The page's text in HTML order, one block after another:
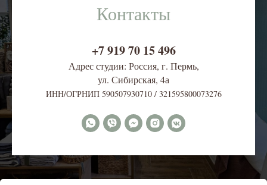
Контакты
+7 919 70 15 496
Адрес студии: Россия, г. Пермь,
ул. Сибирская, 4а
ИНН/ОГРНИП 590507930710 / 321595800073276